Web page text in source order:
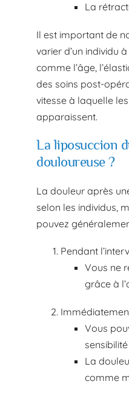
La
Il est important de
varier d’un individu
comme l’âge,
des soins post-
vitesse à laquelle
apparaissent.
La liposuccion
douloureuse ?
La douleur après
selon les individus,
pouvez
Pendant
Vous ne
grâce à
Vous
La
comme